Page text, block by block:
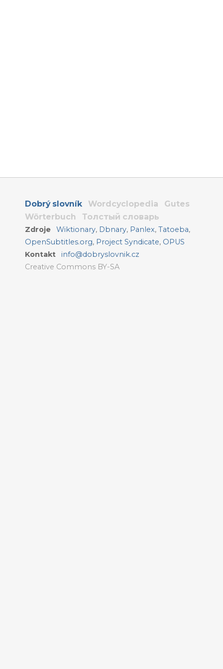
Dobrý slovník Wordcyclopedia
Gutes
Wörterbuch
Толстый словарь
Zdroje Wiktionary, Dbnary, Panlex,Tatoeba,
OpenSubtitles.org, Project Syndicate, OPUS
Kontakt
info@dobryslovnik.cz
Creative Commons BY-SA